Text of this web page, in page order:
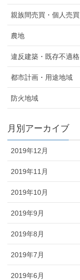
親族間売買・個人売買
農地
違反建築・既存不適格
都市計画・用途地域
防火地域
月別アーカイブ
2019年12月
2019年11月
2019年10月
2019年9月
2019年8月
2019年7月
2019年6月